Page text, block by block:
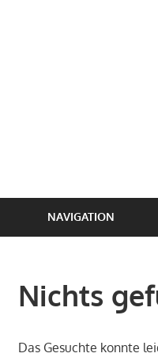
NAVIGATION
Nichts
Das Gesuchte konnte